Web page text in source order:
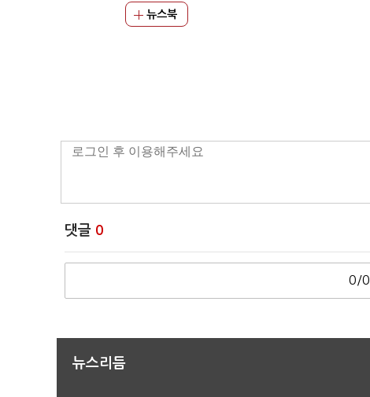
뉴스북
댓글 0
0/0
뉴스리듬